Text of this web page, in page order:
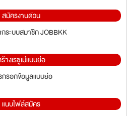
สมัครงานด่วน
ระบบสมาชิก JOBBKK
างเรซูเม่แบบย่อ
กรอกข้อมูลแบบย่อ
แนบไฟล์สมัคร